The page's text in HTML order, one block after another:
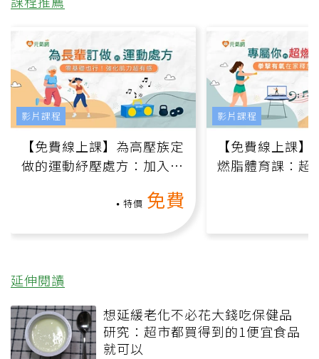
【免費線上課】為高壓族定
做的運動紓壓處方：加入行
特價 免費
影片課程
【免費線上課
燃脂體育課：超
影片課程
延伸閱讀
想延緩老化不必花大錢吃保健品
研究：超市都買得到的1便宜食品
就可以